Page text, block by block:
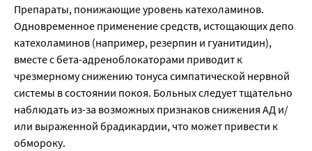
Препараты, понижающие уровень катехоламинов.
Одновременное применение средств, истощающих депо
катехоламинов (например, резерпин и гуанитидин),
вместе с бета-адреноблокаторами приводит к
чрезмерному снижению тонуса симпатической нервной
системы в состоянии покоя. Больных следует тщательно
наблюдать из-за возможных признаков снижения АД и/
или выраженной брадикардии, что может привести к
обмороку.